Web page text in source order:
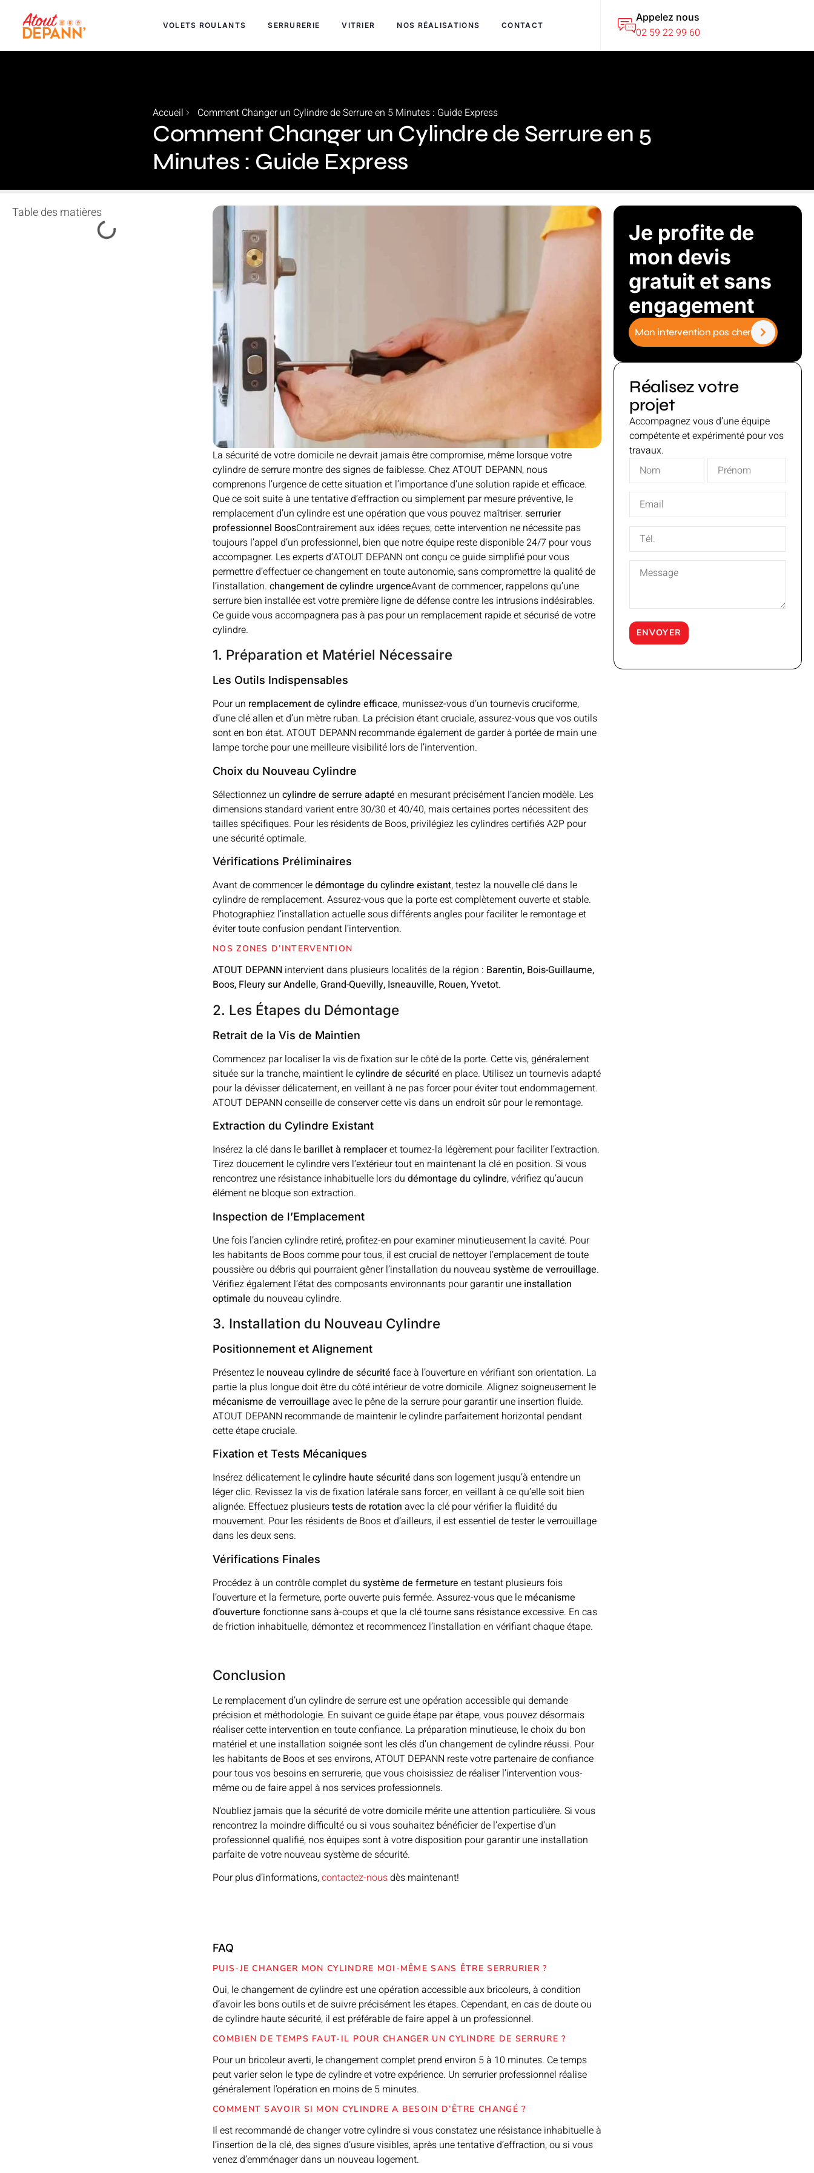
VOLETS ROULANTS SERRURERIE VITRIER NOS RÉALISATIONS CONTACT
Appelez nous
02 59 22 99 60
Accueil Comment Changer un Cylindre de Serrure en 5 Minutes : Guide Express
Comment Changer un Cylindre de Serrure en 5
Minutes : Guide Express
Table des matières
La sécurité de votre domicile ne devrait jamais être compromise, même lorsque votre
cylindre de serrure montre des signes de faiblesse. Chez ATOUT DEPANN, nous
comprenons l’urgence de cette situation et l’importance d’une solution rapide et efficace.
Que ce soit suite à une tentative d’effraction ou simplement par mesure préventive, le
remplacement d’un cylindre est une opération que vous pouvez maîtriser. serrurier
professionnel BoosContrairement aux idées reçues, cette intervention ne nécessite pas
toujours l’appel d’un professionnel, bien que notre équipe reste disponible 24/7 pour vous
accompagner. Les experts d’ATOUT DEPANN ont conçu ce guide simplifié pour vous
permettre d’effectuer ce changement en toute autonomie, sans compromettre la qualité de
l’installation. changement de cylindre urgenceAvant de commencer, rappelons qu’une
serrure bien installée est votre première ligne de défense contre les intrusions indésirables.
Ce guide vous accompagnera pas à pas pour un remplacement rapide et sécurisé de votre
cylindre.
1. Préparation et Matériel Nécessaire
Les Outils Indispensables
Pour un remplacement de cylindre efficace, munissez-vous d’un tournevis cruciforme,
d’une clé allen et d’un mètre ruban. La précision étant cruciale, assurez-vous que vos outils
sont en bon état. ATOUT DEPANN recommande également de garder à portée de main une
lampe torche pour une meilleure visibilité lors de l’intervention.
Choix du Nouveau Cylindre
Sélectionnez un cylindre de serrure adapté en mesurant précisément l’ancien modèle. Les
dimensions standard varient entre 30/30 et 40/40, mais certaines portes nécessitent des
tailles spécifiques. Pour les résidents de Boos, privilégiez les cylindres certifiés A2P pour
une sécurité optimale.
Vérifications Préliminaires
Avant de commencer ledémontage du cylindre existant, testez la nouvelle clé dans le
cylindre de remplacement. Assurez-vous que la porte est complètement ouverte et stable.
Photographiez l’installation actuelle sous différents angles pour faciliter le remontage et
éviter toute confusion pendant l’intervention.
NOS ZONES D’INTERVENTION
ATOUT DEPANN intervient dans plusieurs localités de la région : Barentin, Bois-Guillaume,
Boos, Fleury sur Andelle, Grand-Quevilly, Isneauville, Rouen, Yvetot.
2. Les Étapes du Démontage
Retrait de la Vis de Maintien
Commencez par localiser la vis de fixation sur le côté de la porte. Cette vis, généralement
située sur la tranche, maintient lecylindre de sécurité en place. Utilisez un tournevis adapté
pour la dévisser délicatement, en veillant à ne pas forcer pour éviter tout endommagement.
ATOUT DEPANN conseille de conserver cette vis dans un endroit sûr pour le remontage.
Extraction du Cylindre Existant
Insérez la clé dans le barillet à remplaceret tournez-la légèrement pour faciliter l’extraction.
Tirez doucement le cylindre vers l’extérieur tout en maintenant la clé en position. Si vous
rencontrez une résistance inhabituelle lors du démontage du cylindre, vérifiez qu’aucun
élément ne bloque son extraction.
Inspection de l’Emplacement
Une fois l’ancien cylindre retiré, profitez-en pour examiner minutieusement la cavité. Pour
les habitants de Boos comme pour tous, il est crucial de nettoyer l’emplacement de toute
poussière ou débris qui pourraient gêner l’installation du nouveau système de verrouillage.
Vérifiez également l’état des composants environnants pour garantir une installation
optimale du nouveau cylindre.
3. Installation du Nouveau Cylindre
Positionnement et Alignement
Présentez le nouveau cylindre de sécurité face à l’ouverture en vérifiant son orientation. La
partie la plus longue doit être du côté intérieur de votre domicile. Alignez soigneusement le
mécanisme de verrouillage avec le pêne de la serrure pour garantir une insertion fluide.
ATOUT DEPANN recommande de maintenir le cylindre parfaitement horizontal pendant
cette étape cruciale.
Fixation et Tests Mécaniques
Insérez délicatement lecylindre haute sécurité dans son logement jusqu’à entendre un
léger clic. Revissez la vis de fixation latérale sans forcer, en veillant à ce qu’elle soit bien
alignée. Effectuez plusieurstests de rotation avec la clé pour vérifier la fluidité du
mouvement. Pour les résidents de Boos et d’ailleurs, il est essentiel de tester le verrouillage
dans les deux sens.
Vérifications Finales
Procédez à un contrôle complet du système de fermeture en testant plusieurs fois
l’ouverture et la fermeture, porte ouverte puis fermée. Assurez-vous que le mécanisme
d’ouverture fonctionne sans à-coups et que la clé tourne sans résistance excessive. En cas
de friction inhabituelle, démontez et recommencez l’installation en vérifiant chaque étape.
Conclusion
Le remplacement d’un cylindre de serrure est une opération accessible qui demande
précision et méthodologie. En suivant ce guide étape par étape, vous pouvez désormais
réaliser cette intervention en toute confiance. La préparation minutieuse, le choix du bon
matériel et une installation soignée sont les clés d’un changement de cylindre réussi. Pour
les habitants de Boos et ses environs, ATOUT DEPANN reste votre partenaire de confiance
pour tous vos besoins en serrurerie, que vous choisissiez de réaliser l’intervention vous-
même ou de faire appel à nos services professionnels.
N’oubliez jamais que la sécurité de votre domicile mérite une attention particulière. Si vous
rencontrez la moindre difficulté ou si vous souhaitez bénéficier de l’expertise d’un
professionnel qualifié, nos équipes sont à votre disposition pour garantir une installation
parfaite de votre nouveau système de sécurité.
Pour plus d’informations,contactez-nousdès maintenant!
FAQ
PUIS-JE CHANGER MON CYLINDRE MOI-MÊME SANS ÊTRE SERRURIER ?
Oui, le changement de cylindre est une opération accessible aux bricoleurs, à condition
d’avoir les bons outils et de suivre précisément les étapes. Cependant, en cas de doute ou
de cylindre haute sécurité, il est préférable de faire appel à un professionnel.
COMBIEN DE TEMPS FAUT-IL POUR CHANGER UN CYLINDRE DE SERRURE ?
Pour un bricoleur averti, le changement complet prend environ 5 à 10 minutes. Ce temps
peut varier selon le type de cylindre et votre expérience. Un serrurier professionnel réalise
généralement l’opération en moins de 5 minutes.
COMMENT SAVOIR SI MON CYLINDRE A BESOIN D’ÊTRE CHANGÉ ?
Il est recommandé de changer votre cylindre si vous constatez une résistance inhabituelle à
l’insertion de la clé, des signes d’usure visibles, après une tentative d’effraction, ou si vous
venez d’emménager dans un nouveau logement.
Je profite de
mon devis
gratuit et sans
engagement
Mon intervention pas cher
Réalisez votre
projet
Accompagnez vous d’une équipe
compétente et expérimenté pour vos
travaux.